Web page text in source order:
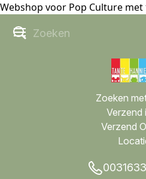
Webshop voor Pop Culture
Zoeken
Verzend
Verzend